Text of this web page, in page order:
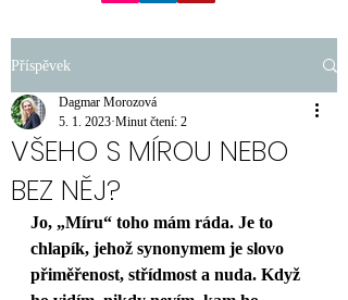
Příspěvek
VŠEHO S MÍROU NEBO
BEZ NĚJ?
Dagmar Morozová
5. 1. 2023 Minut čtení: 2
Jo, „Míru“ toho mám ráda. Je to
chlapík, jehož synonymem je slovo
přiměřenost, střídmost a nuda. Když